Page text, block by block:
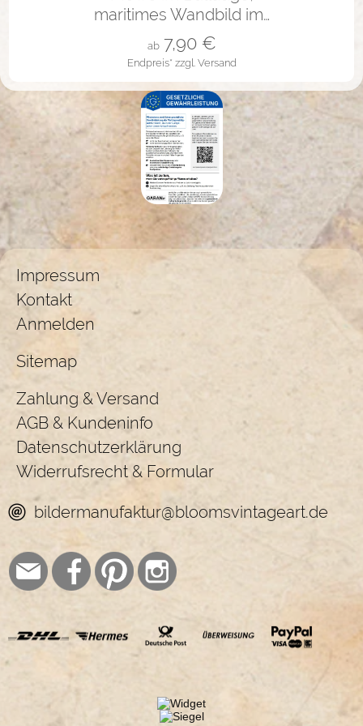
maritimes Wandbild im…
Endpreis* zzgl. Versand
ab 7,90€
Impressum
Kontakt
Anmelden
Sitemap
Zahlung & Versand
AGB & Kundeninfo
Datenschutzerklärung
Widerrufsrecht & Formular
bildermanufaktur@bloomsvintageart.de